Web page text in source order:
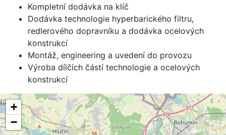
Kompletní dodávka na klíč
Dodávka technologie hyperbarického filtru,
redlerového dopravníku a dodávka ocelových
konstrukcí
Montáž, engineering a uvedení do provozu
Výroba dílčích částí technologie a ocelových
konstrukcí
+
−